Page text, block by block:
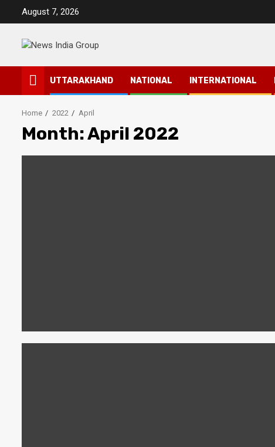
August 7, 2026
UTTARAKHAND NATIONAL INTERNATIONAL
Home 2022 April
Month:April 2022